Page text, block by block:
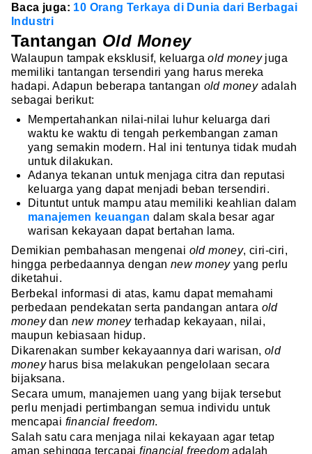
Baca juga: 10 Orang Terkaya di Dunia dari Berbagai
Industri
Tantangan Old Money
Walaupun tampak eksklusif, keluargaold money juga
memiliki tantangan tersendiri yang harus mereka
hadapi. Adapun beberapa tantangan old money adalah
sebagai berikut:
Mempertahankan nilai-nilai luhur keluarga dari
waktu ke waktu di tengah perkembangan zaman
yang semakin modern. Hal ini tentunya tidak mudah
untuk dilakukan.
Adanya tekanan untuk menjaga citra dan reputasi
keluarga yang dapat menjadi beban tersendiri.
Dituntut untuk mampu atau memiliki keahlian dalam
manajemen keuangan dalam skala besar agar
warisan kekayaan dapat bertahan lama.
Demikian pembahasan mengenai old money, ciri-ciri,
hingga perbedaannya dengan new moneyyang perlu
diketahui.
Berbekal informasi di atas, kamu dapat memahami
perbedaan pendekatan serta pandangan antara old
moneydannew moneyterhadap kekayaan, nilai,
maupun kebiasaan hidup.
Dikarenakan sumber kekayaannya dari warisan, old
money harus bisa melakukan pengelolaan secara
bijaksana.
Secara umum, manajemen uang yang bijak tersebut
perlu menjadi pertimbangan semua individu untuk
mencapai financial freedom.
Salah satu cara menjaga nilai kekayaan agar tetap
aman sehingga tercapaifinancial freedom adalah